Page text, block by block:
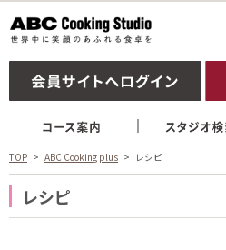
TOP ABC Cooking plus レシピ
レシピ